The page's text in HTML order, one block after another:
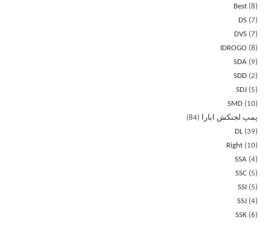
Best 8
DS 7
DVS 7
IDROGO
8
SDA
9
SDD 2
SDJ
5
SMD
10
پمپ لجنکش ابارا
84
DL 39
Right
10
SSA 4
SSC
5
SSI
5
SSJ 4
SSK 6